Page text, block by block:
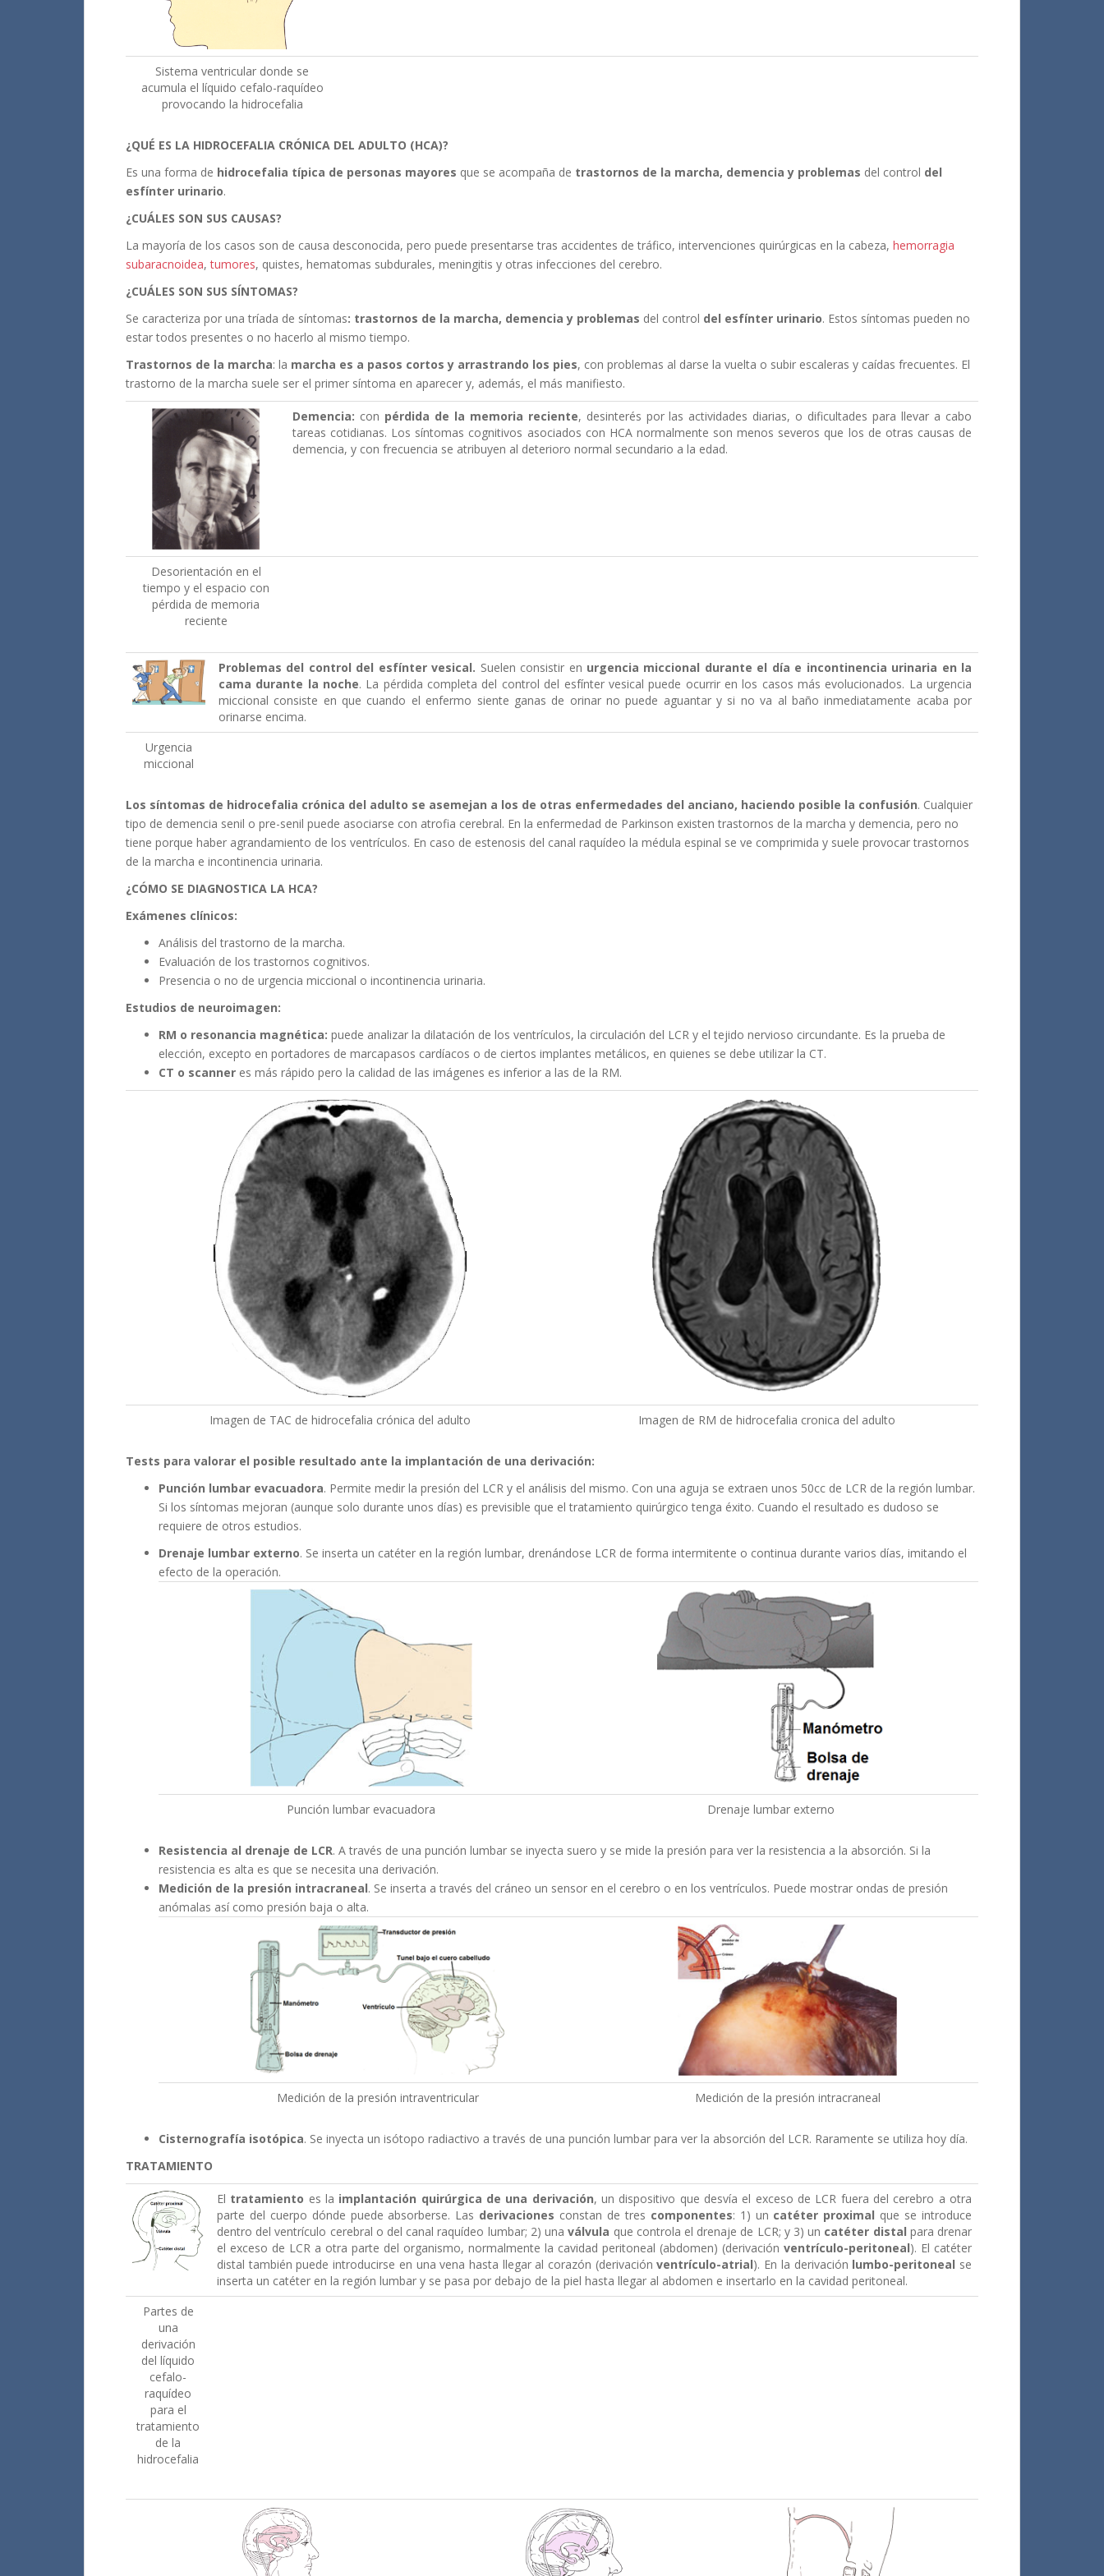
Sistema ventricular donde se
acumula el líquido cefalo-raquídeo
provocando la hidrocefalia
¿QUÉ ES LA HIDROCEFALIA CRÓNICA DEL ADULTO (HCA)?
Es una forma de hidrocefalia típica de personas mayores que se acompaña de trastornos de la marcha, demencia y problemas del control del
esfínter urinario.
¿CUÁLES SON SUS CAUSAS?
La mayoría de los casos son de causa desconocida, pero puede presentarse tras accidentes de tráfico, intervenciones quirúrgicas en la cabeza, hemorragia
subaracnoidea,tumores, quistes, hematomas subdurales, meningitis y otras infecciones del cerebro.
¿CUÁLES SON SUS SÍNTOMAS?
Se caracteriza por una tríada de síntomas: trastornos de la marcha, demencia y problemas del control del esfínter urinario. Estos síntomas pueden no
estar todos presentes o no hacerlo al mismo tiempo.
Trastornos de la marcha: la marcha es a pasos cortos y arrastrando los pies, con problemas al darse la vuelta o subir escaleras y caídas frecuentes. El
trastorno de la marcha suele ser el primer síntoma en aparecer y, además, el más manifiesto.
Demencia: con pérdida de la memoria reciente, desinterés por las actividades diarias, o dificultades para llevar a cabo
tareas cotidianas. Los síntomas cognitivos asociados con HCA normalmente son menos severos que los de otras causas de
demencia, y con frecuencia se atribuyen al deterioro normal secundario a la edad.
Desorientación en el
tiempo y el espacio con
pérdida de memoria
reciente
Problemas del control del esfínter vesical. Suelen consistir en urgencia miccional durante el día e incontinencia urinaria en la
cama durante la noche. La pérdida completa del control del esfínter vesical puede ocurrir en los casos más evolucionados. La urgencia
miccional consiste en que cuando el enfermo siente ganas de orinar no puede aguantar y si no va al baño inmediatamente acaba por
orinarse encima.
Urgencia
miccional
Los síntomas de hidrocefalia crónica del adulto se asemejan a los de otras enfermedades del anciano, haciendo posible la confusión. Cualquier
tipo de demencia senil o pre-senil puede asociarse con atrofia cerebral. En la enfermedad de Parkinson existen trastornos de la marcha y demencia, pero no
tiene porque haber agrandamiento de los ventrículos. En caso de estenosis del canal raquídeo la médula espinal se ve comprimida y suele provocar trastornos
de la marcha e incontinencia urinaria.
¿CÓMO SE DIAGNOSTICA LA HCA?
Exámenes clínicos:
Análisis del trastorno de la marcha.
Evaluación de los trastornos cognitivos.
Presencia o no de urgencia miccional o incontinencia urinaria.
Estudios de neuroimagen:
RM o resonancia magnética: puede analizar la dilatación de los ventrículos, la circulación del LCR y el tejido nervioso circundante. Es la prueba de
elección, excepto en portadores de marcapasos cardíacos o de ciertos implantes metálicos, en quienes se debe utilizar la CT.
CT o scanner es más rápido pero la calidad de las imágenes es inferior a las de la RM.
Imagen de TAC de hidrocefalia crónica del adulto Imagen de RM de hidrocefalia cronica del adulto
Tests para valorar el posible resultado ante la implantación de una derivación:
Punción lumbar evacuadora. Permite medir la presión del LCR y el análisis del mismo. Con una aguja se extraen unos 50cc de LCR de la región lumbar.
Si los síntomas mejoran (aunque solo durante unos días) es previsible que el tratamiento quirúrgico tenga éxito. Cuando el resultado es dudoso se
requiere de otros estudios.
Drenaje lumbar externo. Se inserta un catéter en la región lumbar, drenándose LCR de forma intermitente o continua durante varios días, imitando el
efecto de la operación.
Punción lumbar evacuadora Drenaje lumbar externo
Resistencia al drenaje de LCR. A través de una punción lumbar se inyecta suero y se mide la presión para ver la resistencia a la absorción. Si la
resistencia es alta es que se necesita una derivación.
Medición de la presión intracraneal. Se inserta a través del cráneo un sensor en el cerebro o en los ventrículos. Puede mostrar ondas de presión
anómalas así como presión baja o alta.
Medición de la presión intraventricular Medición de la presión intracraneal
Cisternografía isotópica. Se inyecta un isótopo radiactivo a través de una punción lumbar para ver la absorción del LCR. Raramente se utiliza hoy día.
TRATAMIENTO
El tratamiento es la implantación quirúrgica de una derivación, un dispositivo que desvía el exceso de LCR fuera del cerebro a otra
parte del cuerpo dónde puede absorberse. Las derivaciones constan de tres componentes: 1) un catéter proximal que se introduce
dentro del ventrículo cerebral o del canal raquídeo lumbar; 2) unaválvula que controla el drenaje de LCR; y 3) un catéter distal para drenar
el exceso de LCR a otra parte del organismo, normalmente la cavidad peritoneal (abdomen) (derivación ventrículo-peritoneal). El catéter
distal también puede introducirse en una vena hasta llegar al corazón (derivaciónventrículo-atrial). En la derivación lumbo-peritoneal se
inserta un catéter en la región lumbar y se pasa por debajo de la piel hasta llegar al abdomen e insertarlo en la cavidad peritoneal.
Partes de
una
derivación
del líquido
cefalo-
raquídeo
para el
tratamiento
de la
hidrocefalia